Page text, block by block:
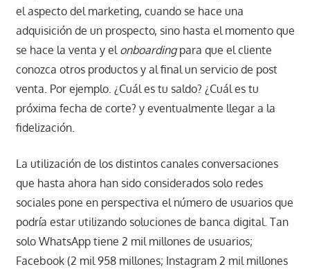
el aspecto del marketing, cuando se hace una
adquisición de un prospecto, sino hasta el momento que
se hace la venta y el onboardingpara que el cliente
conozca otros productos y al final un servicio de post
venta. Por ejemplo. ¿Cuál es tu saldo? ¿Cuál es tu
próxima fecha de corte? y eventualmente llegar a la
fidelización.
La utilización de los distintos canales conversaciones
que hasta ahora han sido considerados solo redes
sociales pone en perspectiva el número de usuarios que
podría estar utilizando soluciones de banca digital. Tan
solo WhatsApp tiene 2 mil millones de usuarios;
Facebook (2 mil 958 millones; Instagram 2 mil millones